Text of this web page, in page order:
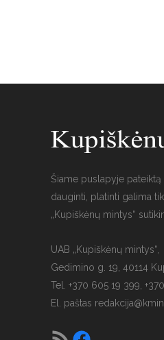
Šiame puslapyje
dauginti, platinti galima
„Kupiškėnų mintys“
UAB „Kupiškėnų mintys“,
Gedimino g. 19, 40114
Tel. +370 605 19 399,
El. paštas